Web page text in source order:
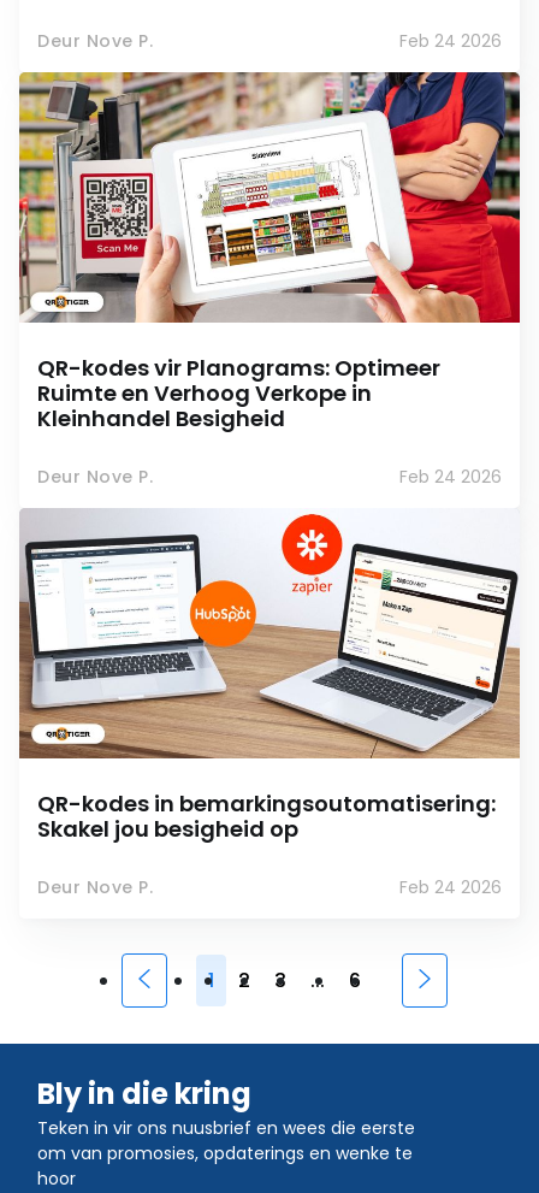
Deur Nove P. Feb 24 2026
QR-kodes vir Planograms: Optimeer
Ruimte en Verhoog Verkope in
Kleinhandel Besigheid
Deur Nove P. Feb 24 2026
QR-kodes in bemarkingsoutomatisering:
Skakel jou besigheid op
Deur Nove P. Feb 24 2026
1 2 3 ... 6
Bly in die kring
Teken in vir ons nuusbrief en wees die eerste
om van promosies, opdaterings en wenke te
hoor